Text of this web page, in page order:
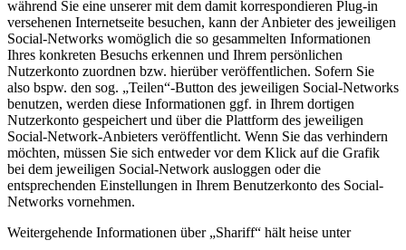
während Sie eine unserer mit dem damit korrespondieren Plug-in
versehenen Internetseite besuchen, kann der Anbieter des jeweiligen
Social-Networks womöglich die so gesammelten Informationen
Ihres konkreten Besuchs erkennen und Ihrem persönlichen
Nutzerkonto zuordnen bzw. hierüber veröffentlichen. Sofern Sie
also bspw. den sog. „Teilen“-Button des jeweiligen Social-Networks
benutzen, werden diese Informationen ggf. in Ihrem dortigen
Nutzerkonto gespeichert und über die Plattform des jeweiligen
Social-Network-Anbieters veröffentlicht. Wenn Sie das verhindern
möchten, müssen Sie sich entweder vor dem Klick auf die Grafik
bei dem jeweiligen Social-Network ausloggen oder die
entsprechenden Einstellungen in Ihrem Benutzerkonto des Social-
Networks vornehmen.
Weitergehende Informationen über „Shariff“ hält heise unter